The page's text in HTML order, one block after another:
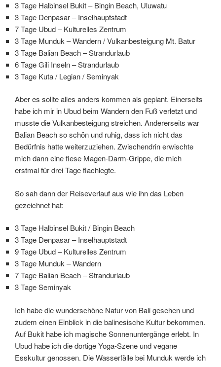
3 Tage Halbinsel Bukit – Bingin Beach, Uluwatu
3 Tage Denpasar – Inselhauptstadt
7 Tage Ubud – Kulturelles Zentrum
3 Tage Munduk – Wandern / Vulkanbesteigung Mt. Batur
3 Tage Balian Beach – Strandurlaub
6 Tage Gili Inseln – Strandurlaub
3 Tage Kuta / Legian / Seminyak
Aber es sollte alles anders kommen als geplant. Einerseits
habe ich mir in Ubud beim Wandern den Fuß verletzt und
musste die Vulkanbesteigung streichen. Andererseits war
Balian Beach so schön und ruhig, dass ich nicht das
Bedürfnis hatte weiterzuziehen. Zwischendrin erwischte
mich dann eine fiese Magen-Darm-Grippe, die mich
erstmal für drei Tage flachlegte.
So sah dann der Reiseverlauf aus wie ihn das Leben
gezeichnet hat:
3 Tage Halbinsel Bukit / Bingin Beach
3 Tage Denpasar – Inselhauptstadt
9 Tage Ubud – Kulturelles Zentrum
3 Tage Munduk – Wandern
7 Tage Balian Beach – Strandurlaub
3 Tage Seminyak
Ich habe die wunderschöne Natur von Bali gesehen und
zudem einen Einblick in die balinesische Kultur bekommen.
Auf Bukit habe ich magische Sonnenuntergänge erlebt. In
Ubud habe ich die dortige Yoga-Szene und vegane
Esskultur genossen. Die Wasserfälle bei Munduk werde ich